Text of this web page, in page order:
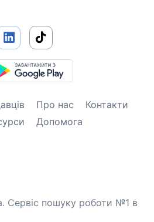
Про нас
Контакти
Допомога
Сервіс пошуку роботи №1 в